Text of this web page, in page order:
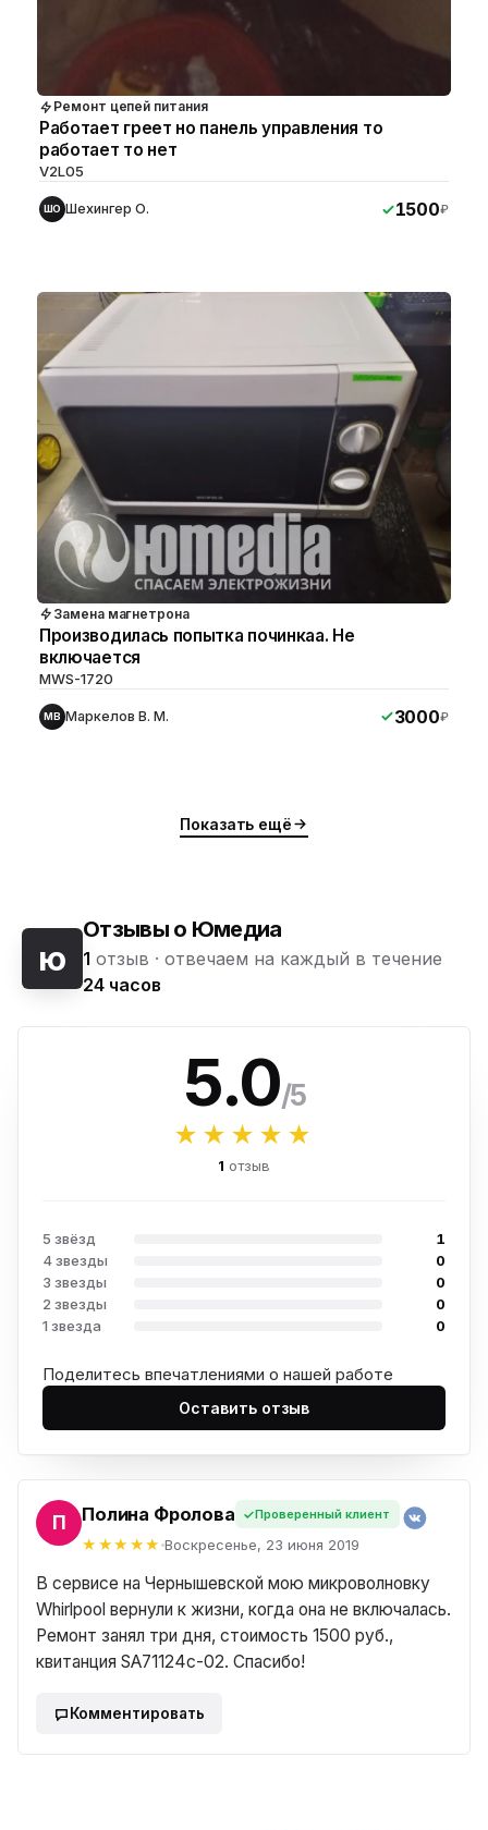
Ремонт цепей питания
Работает греет но панель управления то
работает то нет
V2L05
ШО Шехингер О. 1500₽
Замена магнетрона
Производилась попытка починкаа. Не
включается
MWS-1720
МВ Маркелов В. М. 3000₽
Показать ещё
ю
Отзывы о Юмедиа
1 отзыв · отвечаем на каждый в течение
24 часов
5.0/5
★★★★★
1 отзыв
5 звёзд
1
4 звезды
0
3 звезды
0
2 звезды
0
1 звезда
0
Поделитесь впечатлениями о нашей работе
Оставить отзыв
Полина Фролова Проверенный клиент
Воскресенье, 23 июня 2019
В сервисе на Чернышевской мою микроволновку
Whirlpool вернули к жизни, когда она не включалась.
Ремонт занял три дня, стоимость 1500 руб.,
квитанция SA71124c-02. Спасибо!
Комментировать